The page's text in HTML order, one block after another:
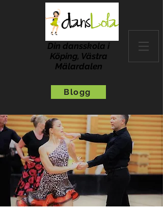
Din dansskola i
Köping, Västra
Mälardalen
Blogg